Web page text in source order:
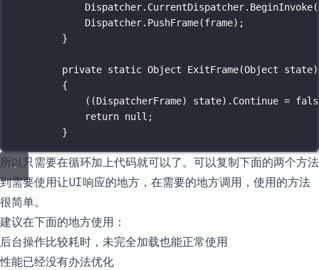
Dispatcher.CurrentDispatcher. BeginInvoke
Dispatcher. PushFrame(frame);
}
private static Object ExitFrame(Object state)
{
((DispatcherFrame) state).Continue =
return null ;
}
所以只需要在循环加上代码就可以了。可以复制下面的两个方法
到需要使用让UI响应的地方，在需要的地方调用，使用的方法
很简单。
建议在下面的地方使用：
后台操作比较耗时，未完全加载也能正常使用
性能已经没有办法优化